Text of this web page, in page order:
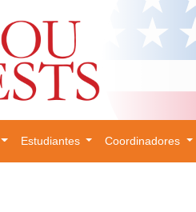
Estudiantes Coordinadores